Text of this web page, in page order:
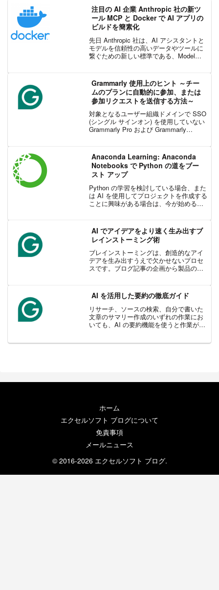
訳される表現です。これは避けたい状況
で...
注目の AI 企業 Anthropic 社の新ツ
ール MCP と Docker で AI アプリの
ビルドを簡素化
先日 Anthropic 社は、AI アシスタントと
モデルを信頼性の高いデータやツールに
繋ぐための新しい標準である、Model
化と配布は、...
Grammarly 使用上のヒント ～チー
ムのプランに自動的に参加、または
参加リクエストを送信する方法～
対象となるユーザー組織ドメインで SSO
(シングル サインオン) を使用していない
Grammarly Pro および Grammarly
できるよう...
Anaconda Learning: Anaconda
Notebooks で Python の道をブー
スト アップ
Python の学習を検討している場合、また
は AI を使用してプロジェクトを作成する
ことに興味がある場合は、今が始めるの
単に検索してアクセスできるよ...
AI でアイデアをより速く生み出すブ
レインストーミング術
ブレインストーミングは、創造的なアイ
デアを生み出すうえで欠かせないプロセ
スです。ブログ記事の企画から製品の立
ールによってブレインストーミングは進
化を遂げました。これ...
AI を活用した要約の徹底ガイド
リサーチ、ソースの検索、自分で書いた
文章のサマリー作成のいずれの作業にお
いても、AI の要約機能を使うと作業がは
ホーム
エクセルソフト ブログについて
免責事項
メールニュース
© 2016-2026 エクセルソフト ブログ.